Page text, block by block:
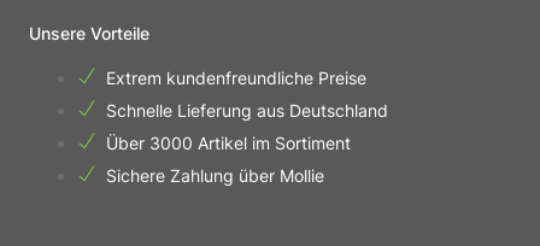
Unsere Vorteile
Extrem kundenfreundliche Preise
Schnelle Lieferung aus Deutschland
Über 3000 Artikel im Sortiment
Sichere Zahlung über Mollie